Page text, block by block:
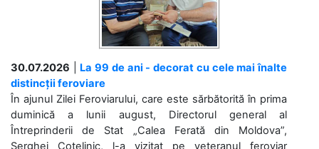
30.07.2026
La 99 de ani - decorat cu cele mai înalte
distincții feroviare
În ajunul Zilei Feroviarului, care este sărbătorită în prima
duminică a lunii august, Directorul general al
Întreprinderii de Stat „Calea Ferată din Moldova”,
Serghei Cotelinic, l-a vizitat pe veteranul feroviar